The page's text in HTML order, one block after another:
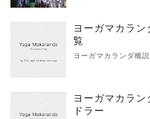
ヨーガマカラ
覧
ヨーガマカランダ
ヨーガマカラ
ドラー